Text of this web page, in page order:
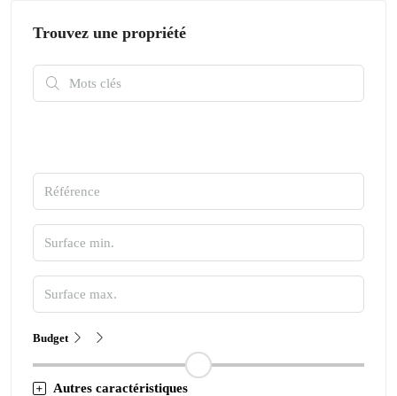
Trouvez une propriété
Budget
Autres caractéristiques